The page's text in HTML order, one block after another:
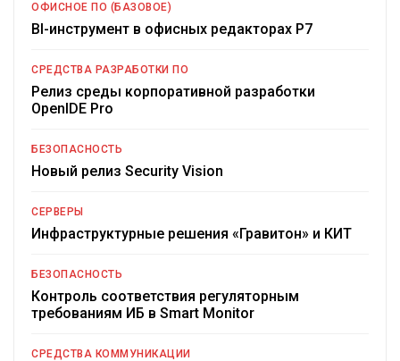
ОФИСНОЕ ПО (БАЗОВОЕ)
BI-инструмент в офисных редакторах Р7
СРЕДСТВА РАЗРАБОТКИ ПО
Релиз среды корпоративной разработки
OpenIDE Pro
БЕЗОПАСНОСТЬ
Новый релиз Security Vision
СЕРВЕРЫ
Инфраструктурные решения «Гравитон» и КИТ
БЕЗОПАСНОСТЬ
Контроль соответствия регуляторным
требованиям ИБ в Smart Monitor
СРЕДСТВА КОММУНИКАЦИИ